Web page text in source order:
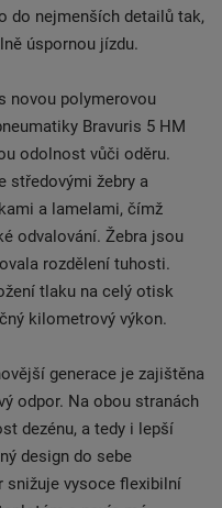
do nejmenších detailů tak,
úspornou jízdu.
novou polymerovou
Bravuris 5 HM
odolnost vůči oděru.
středovými žebry a
a lamelami, čímž
odvalování. Žebra jsou
rozdělení tuhosti.
tlaku na celý otisk
kilometrový výkon.
generace je zajištěna
odpor. Na obou stranách
dezénu, a tedy i lepší
design do sebe
snižuje vysoce flexibilní